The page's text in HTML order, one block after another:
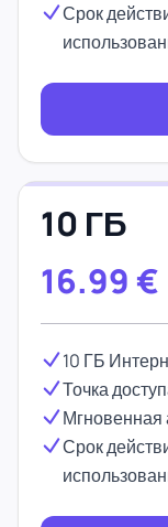
Срок
10 ГБ
16.99 €
10 ГБ
Точка
Мгновенная
Срок